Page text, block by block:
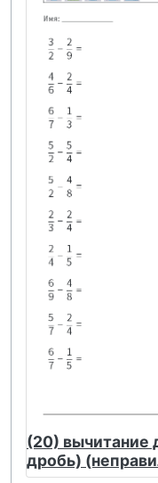
(20) вычитание
дробь)